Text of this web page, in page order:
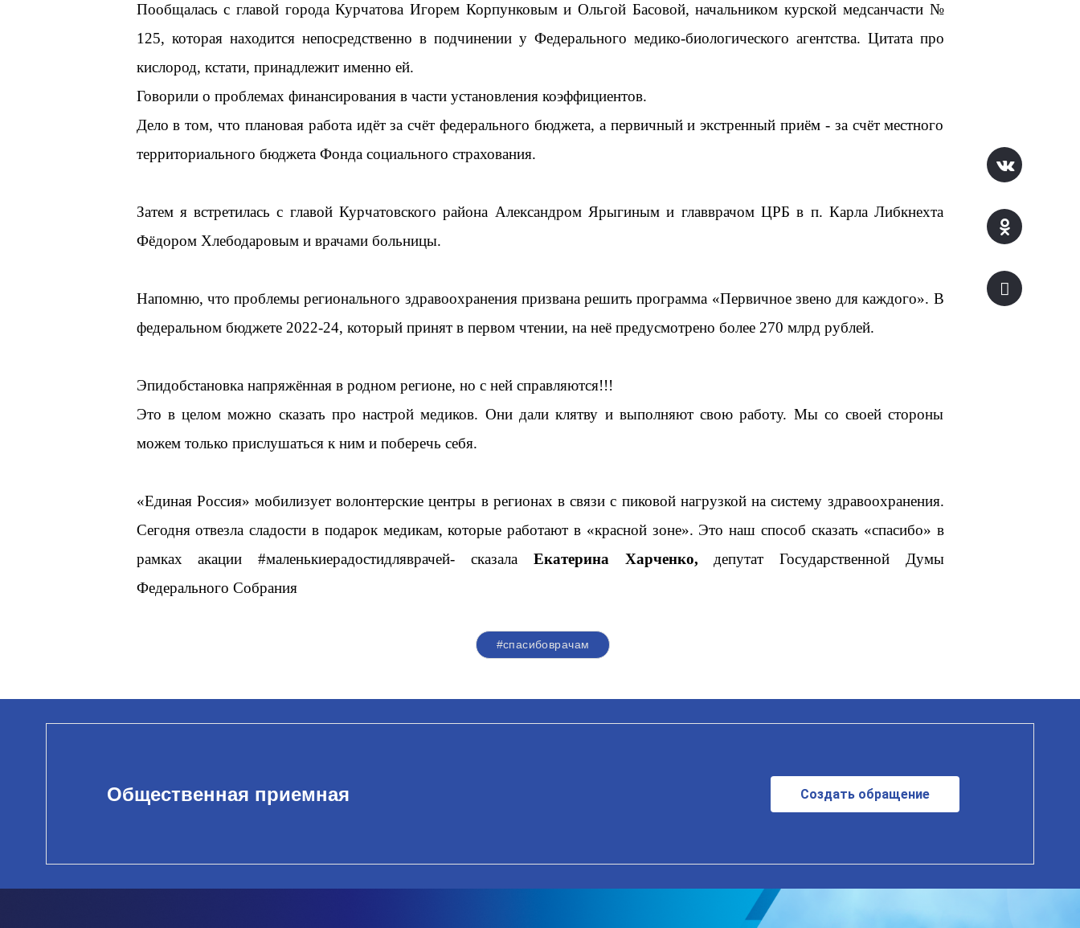
Пообщалась с главой города Курчатова Игорем Корпунковым и Ольгой Басовой, начальником курской медсанчасти №
125, которая находится непосредственно в подчинении у Федерального медико-биологического агентства. Цитата про
кислород, кстати, принадлежит именно ей.
Говорили о проблемах финансирования в части установления коэффициентов.
Дело в том, что плановая работа идёт за счёт федерального бюджета, а первичный и экстренный приём - за счёт местного
территориального бюджета Фонда социального страхования.
Затем я встретилась с главой Курчатовского района Александром Ярыгиным и главврачом ЦРБ в п. Карла Либкнехта
Фёдором Хлебодаровым и врачами больницы.
Напомню, что проблемы регионального здравоохранения призвана решить программа «Первичное звено для каждого». В
федеральном бюджете 2022-24, который принят в первом чтении, на неё предусмотрено более 270 млрд рублей.
Эпидобстановка напряжённая в родном регионе, но с ней справляются!!!
Это в целом можно сказать про настрой медиков. Они дали клятву и выполняют свою работу. Мы со своей стороны
можем только прислушаться к ним и поберечь себя.
«Единая Россия» мобилизует волонтерские центры в регионах в связи с пиковой нагрузкой на систему здравоохранения.
Сегодня отвезла сладости в подарок медикам, которые работают в «красной зоне». Это наш способ сказать «спасибо» в
рамках акации#маленькиерадостидляврачей- сказала Екатерина Харченко,
депутат Государственной Думы
Федерального Собрания
#спасибоврачам
Общественная приемная Создать обращение